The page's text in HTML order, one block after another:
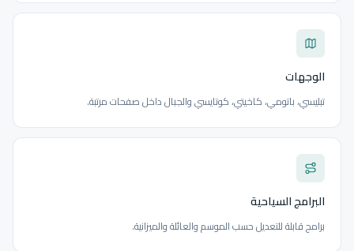
الوجهات
تبليسي، باتومي، كاخيتي، كوتايسي والجبال داخل صفحات مرتبة.
البرامج السياحية
برامج قابلة للتعديل حسب الموسم والعائلة والميزانية.